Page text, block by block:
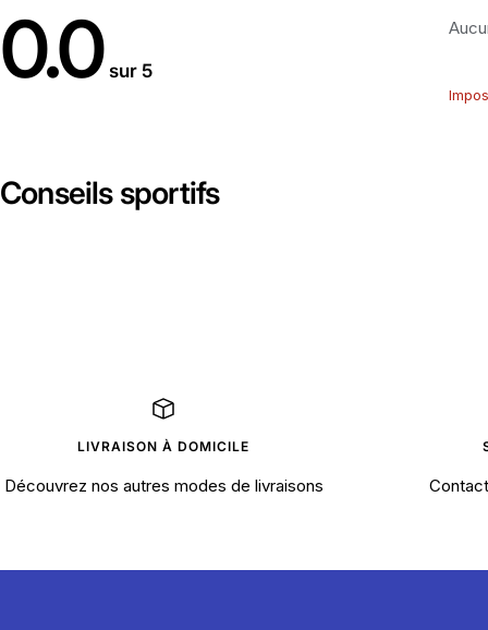
0.0 sur 5
Conseils sportifs
LIVRAISON À DOMICILE
Découvrez nos autres modes de livraisons